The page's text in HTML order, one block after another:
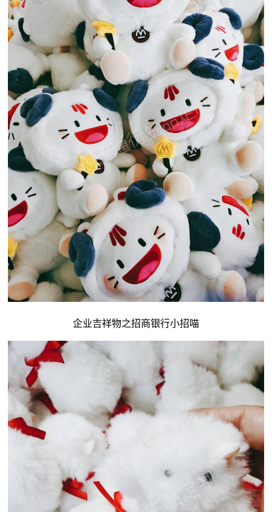
企业吉祥物之招商银行小招喵